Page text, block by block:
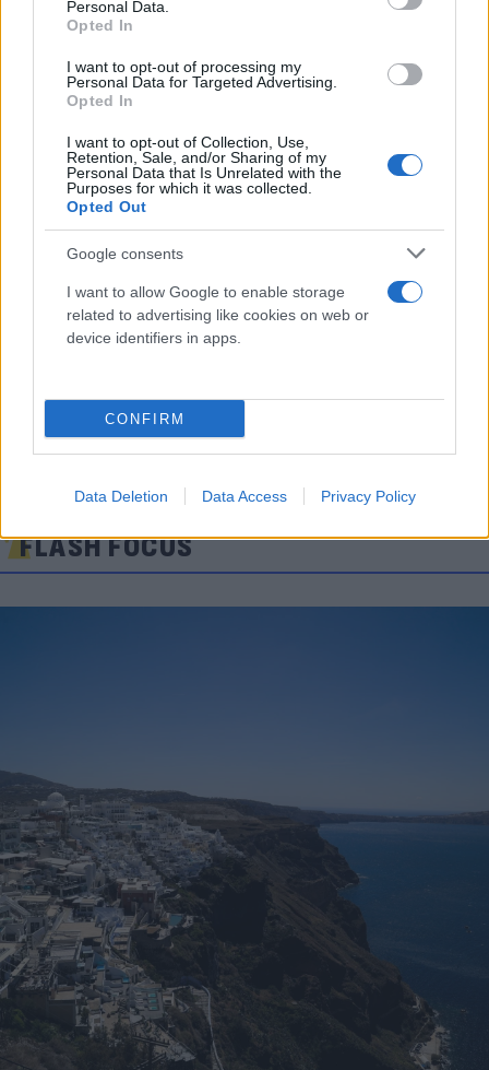
Personal Data.
Opted In
I want to opt-out of processing my
Personal Data for Targeted Advertising.
Opted In
I want to opt-out of Collection, Use,
Retention, Sale, and/or Sharing of my
Personal Data that Is Unrelated with the
Purposes for which it was collected.
Opted Out
Google consents
I want to allow Google to enable storage
related to advertising like cookies on web or
device identifiers in apps.
CONFIRM
Data Deletion Data Access Privacy Policy
FLASH FOCUS